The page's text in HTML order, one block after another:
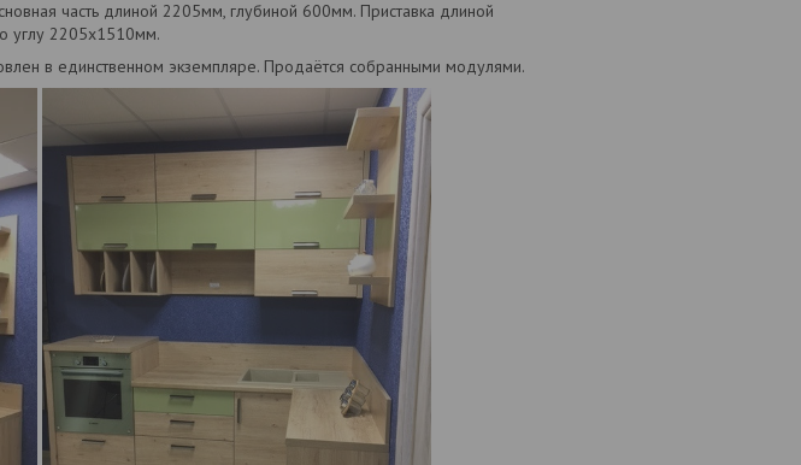
часть длиной 2205мм, глубиной 600мм. Приставка длиной
углу 2205х1510мм.
в единственном экземпляре. Продаётся собранными модулями.